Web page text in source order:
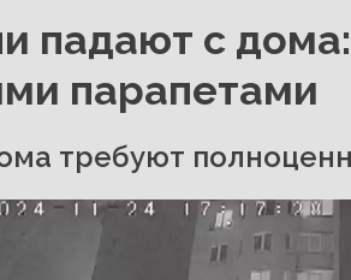
падают с
парапетами
требуют